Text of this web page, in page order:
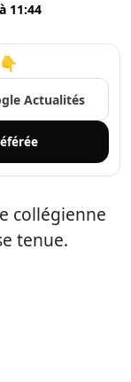
11:44
Actualités
collégienne
tenue.